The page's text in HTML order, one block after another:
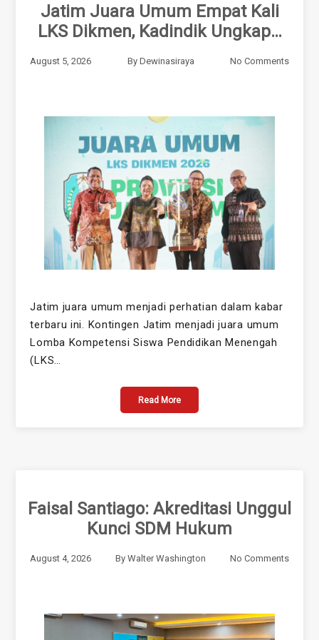
Jatim Juara Umum Empat Kali
LKS Dikmen, Kadindik Ungkap…
August 5, 2026 By Dewinasiraya No Comments
Jatim juara umum menjadi perhatian dalam kabar
terbaru ini. Kontingen Jatim menjadi juara umum
Lomba Kompetensi Siswa Pendidikan Menengah
(LKS…
Read More
Faisal Santiago: Akreditasi Unggul
Kunci SDM Hukum
August 4, 2026 By Walter Washington No Comments